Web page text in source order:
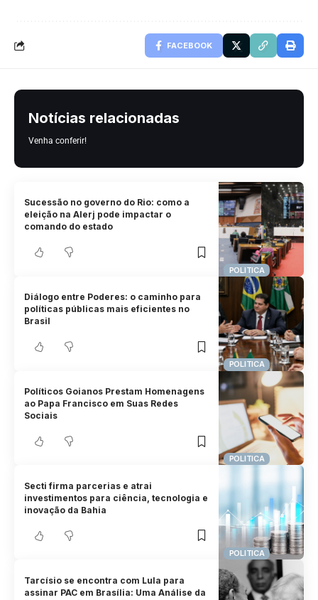
FACEBOOK
Notícias relacionadas
Venha conferir!
POLITICA
Sucessão no governo do Rio: como a
eleição na Alerj pode impactar o
comando do estado
POLITICA
Diálogo entre Poderes: o caminho para
políticas públicas mais eficientes no
Brasil
POLITICA
Políticos Goianos Prestam Homenagens
ao Papa Francisco em Suas Redes
Sociais
POLITICA
Secti firma parcerias e atrai
investimentos para ciência, tecnologia e
inovação da Bahia
Tarcísio se encontra com Lula para
assinar PAC em Brasília: Uma Análise da